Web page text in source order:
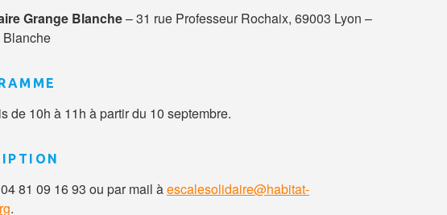
Grange Blanche– 31 rue Professeur Rochaix, 69003 Lyon –
Blanche
de 10h à 11h à partir du 10 septembre.
81 09 16 93 ou par mail àescalesolidaire@habitat-
.